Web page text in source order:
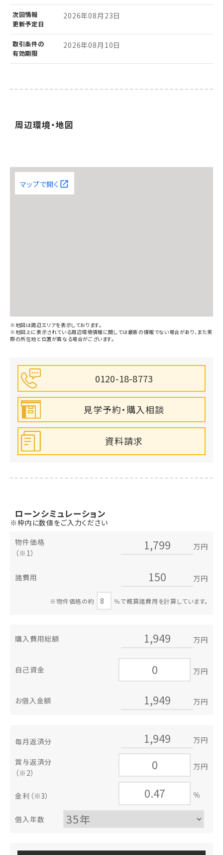
次回情報
更新予定日
2026年08月23日
取引条件の
有効期限
2026年08月10日
周辺環境・地図
マップで開く
※地図は周辺エリアを表示しております。
※地図上に表示されている周辺環境情報に関しては最新の情報でない場合があり、また実
際の所在地と位置が異なる場合がございます。
0120-18-8773
見学予約・購入相談
資料請求
ローンシミュレーション
※枠内に数値をご入力ください
物件価格
（※1）
万円
諸費用 万円
※物件価格の約 ％で概算諸費用を計算しています。
購入費用総額 万円
自己資金 万円
お借入金額 万円
毎月返済分 万円
賞与返済分
（※2）
万円
金利 （※3） ％
借入年数